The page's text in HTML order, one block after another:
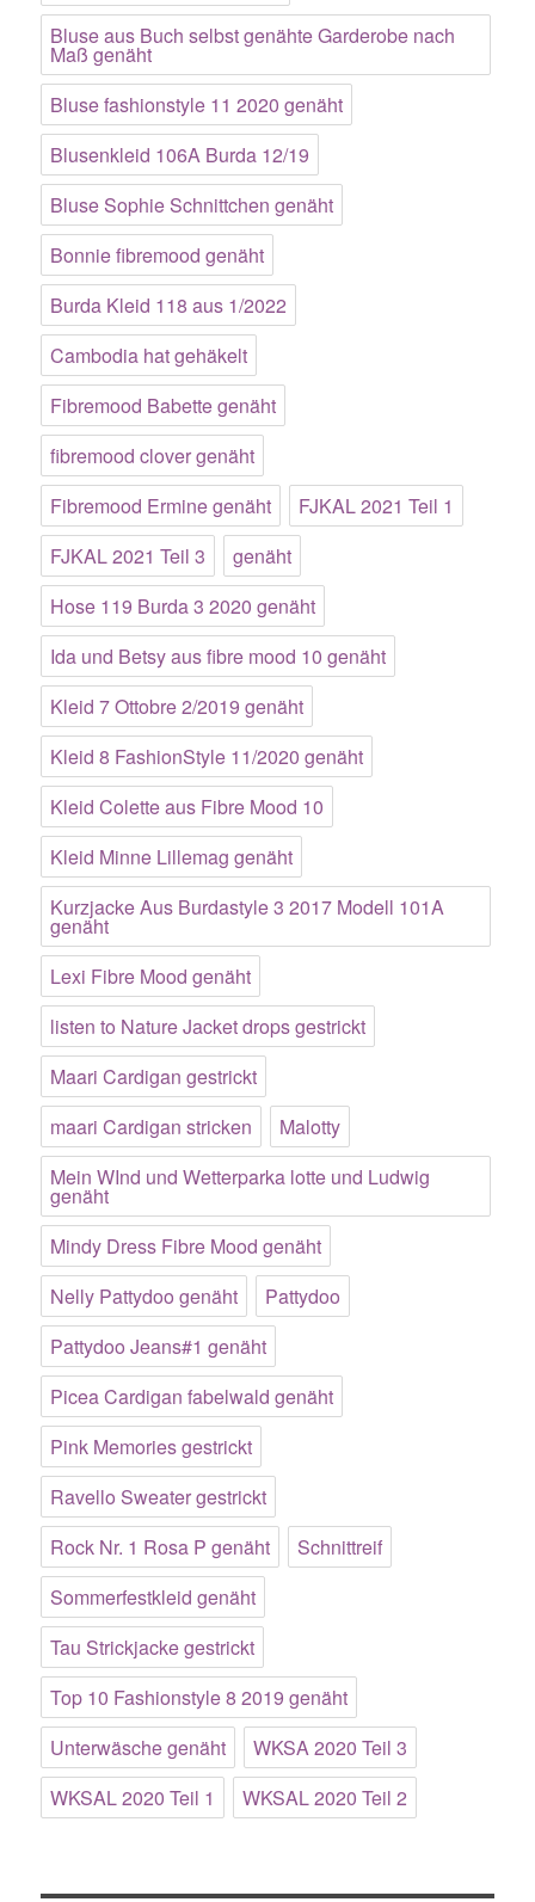
Bluse aus Buch selbst genähte Garderobe nach
Maß genäht
Bluse fashionstyle 11 2020 genäht
Blusenkleid 106A Burda 12/19
Bluse Sophie Schnittchen genäht
Bonnie fibremood genäht
Burda Kleid 118 aus 1/2022
Cambodia hat gehäkelt
Fibremood Babette genäht
fibremood clover genäht
Fibremood Ermine genäht
FJKAL 2021 Teil 1
FJKAL 2021 Teil 3
genäht
Hose 119 Burda 3 2020 genäht
Ida und Betsy aus fibre mood 10 genäht
Kleid 7 Ottobre 2/2019 genäht
Kleid 8 FashionStyle 11/2020 genäht
Kleid Colette aus Fibre Mood 10
Kleid Minne Lillemag genäht
Kurzjacke Aus Burdastyle 3 2017 Modell 101A
genäht
Lexi Fibre Mood genäht
listen to Nature Jacket drops gestrickt
Maari Cardigan gestrickt
maari Cardigan stricken
Malotty
Mein WInd und Wetterparka lotte und Ludwig
genäht
Mindy Dress Fibre Mood genäht
Nelly Pattydoo genäht
Pattydoo
Pattydoo Jeans#1 genäht
Picea Cardigan fabelwald genäht
Pink Memories gestrickt
Ravello Sweater gestrickt
Rock Nr. 1 Rosa P genäht
Schnittreif
Sommerfestkleid genäht
Tau Strickjacke gestrickt
Top 10 Fashionstyle 8 2019 genäht
Unterwäsche genäht
WKSA 2020 Teil 3
WKSAL 2020 Teil 1
WKSAL 2020 Teil 2